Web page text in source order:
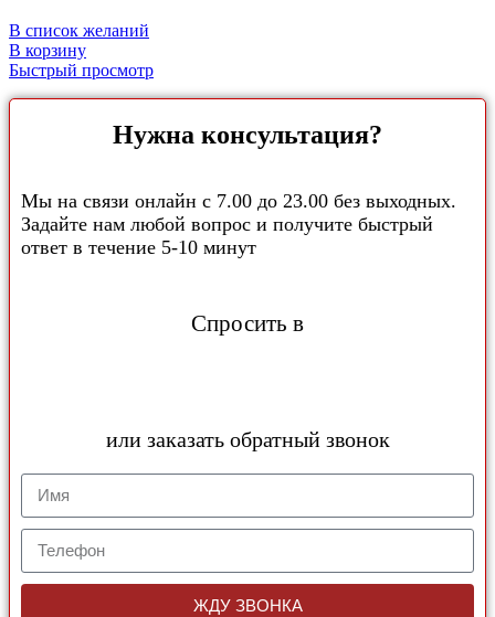
В список желаний
В корзину
Быстрый просмотр
Нужна консультация?
Мы на связи онлайн с 7.00 до 23.00 без выходных.
Задайте нам любой вопрос и получите быстрый
ответ в течение 5-10 минут
Спросить в
или заказать обратный звонок
ЖДУ ЗВОНКА